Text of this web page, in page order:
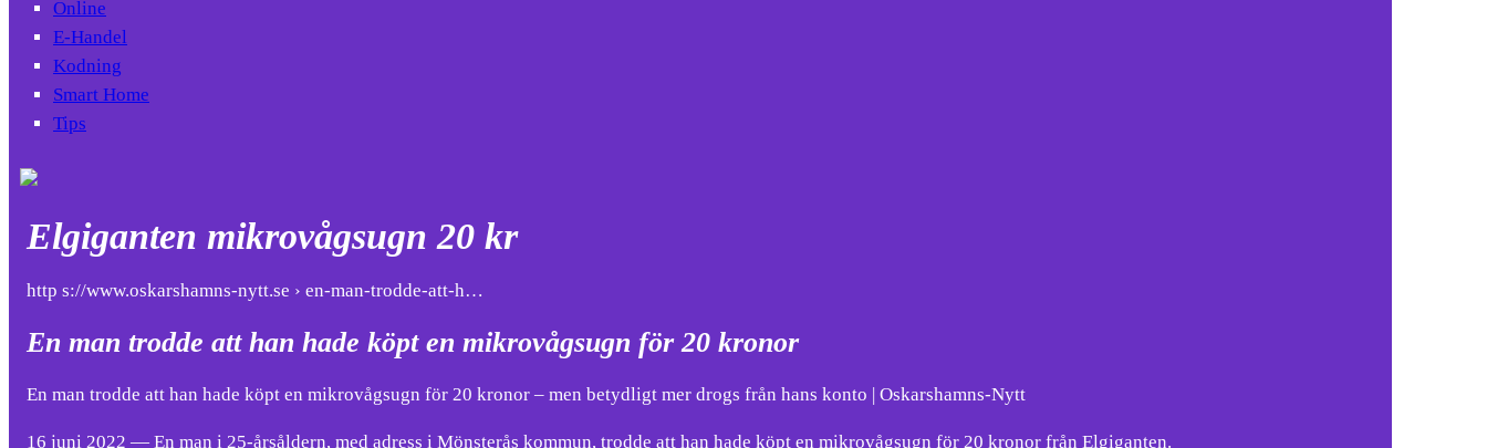
Online
E-Handel
Kodning
Smart Home
Tips
Elgiganten mikrovågsugn 20 kr
http s://www.oskarshamns-nytt.se › en-man-trodde-att-h…
En man trodde att han hade köpt en mikrovågsugn för 20 kronor
En man trodde att han hade köpt en mikrovågsugn för 20 kronor – men betydligt mer drogs från hans konto | Oskarshamns-Nytt
16 juni 2022 — En man i 25-årsåldern, med adress i Mönsterås kommun, trodde att han hade köpt en mikrovågsugn för 20 kronor från Elgiganten.